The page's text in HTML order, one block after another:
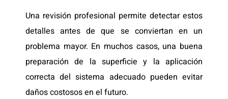
Una revisión profesional permite detectar estos
detalles antes de que se conviertan en un
problema mayor. En muchos casos, una buena
preparación de la superficie y la aplicación
correcta del sistema adecuado pueden evitar
daños costosos en el futuro.